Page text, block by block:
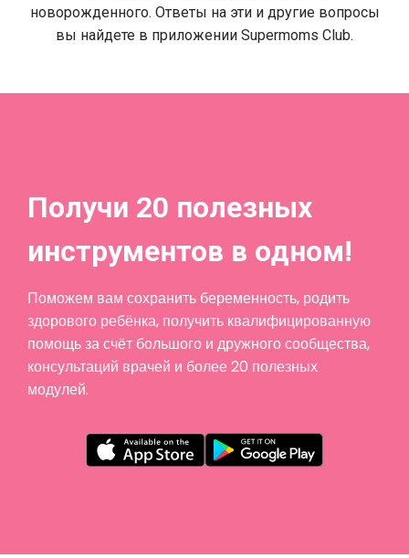
новорожденного. Ответы на эти и другие вопросы
вы найдете в приложении Supermoms Club.
Получи 20 полезных
инструментов в одном!
Поможем вам сохранить беременность, родить
здорового ребёнка, получить квалифицированную
помощь за счёт большого и дружного сообщества,
консультаций врачей и более 20 полезных
модулей.